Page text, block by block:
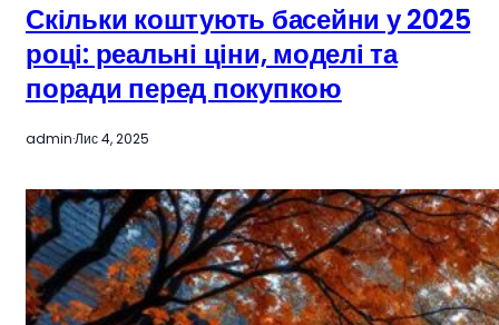
Скільки коштують басейни у 2025
році: реальні ціни, моделі та
поради перед покупкою
admin·Лис 4, 2025